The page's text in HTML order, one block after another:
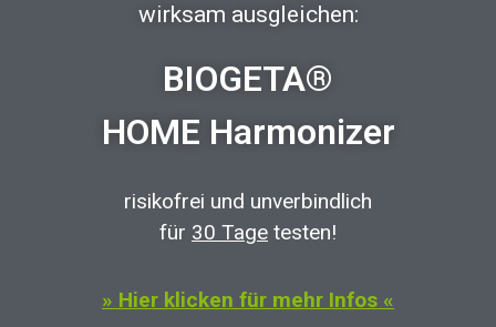
wirksam ausgleichen:
BIOGETA®
HOME Harmonizer
risikofrei und unverbindlich
für 30 Tage testen!
» Hier klicken für mehr Infos «